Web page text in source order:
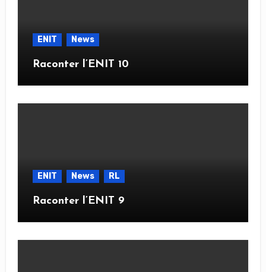
ENIT News
Raconter l’ENIT 10
ENIT News RL
Raconter l’ENIT 9